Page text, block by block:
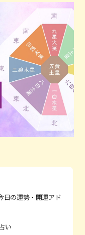
日の運勢・開運アド
い